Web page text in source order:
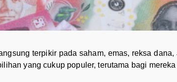
terpikir pada saham, emas, reksa
yang cukup populer, terutama bagi